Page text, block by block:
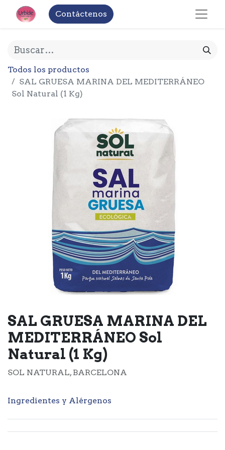
Contáctenos
Todos los productos
SAL GRUESA MARINA DEL MEDITERRÁNEO
Sol Natural (1 Kg)
SAL GRUESA MARINA DEL
MEDITERRÁNEO Sol
Natural (1 Kg)
SOL NATURAL, BARCELONA
Ingredientes y Alérgenos